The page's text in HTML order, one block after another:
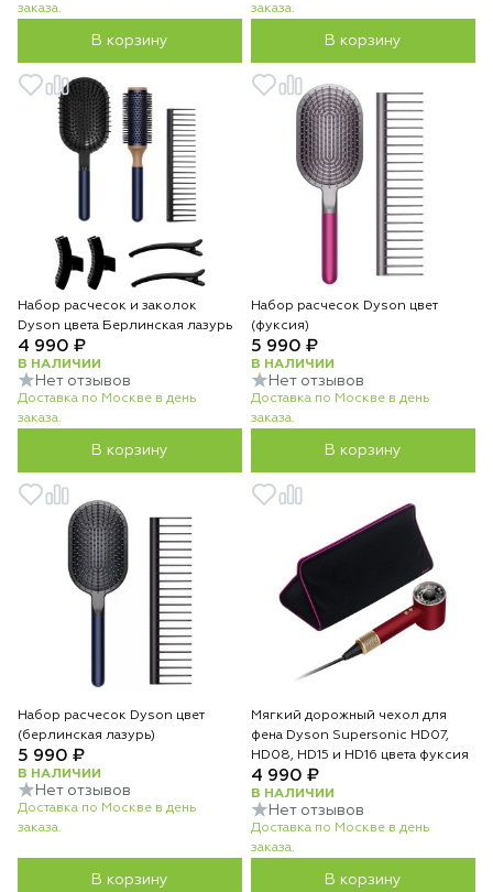
заказа.
В корзину
заказа.
В корзину
Набор расчесок и заколок
Dyson цвета Берлинская лазурь
4 990 ₽
В НАЛИЧИИ
Нет отзывов
Доставка по Москве в день
заказа.
В корзину
Набор расчесок Dyson цвет
(фуксия)
5 990 ₽
В НАЛИЧИИ
Нет отзывов
Доставка по Москве в день
заказа.
В корзину
Набор расчесок Dyson цвет
(берлинская лазурь)
5 990 ₽
В НАЛИЧИИ
Нет отзывов
Доставка по Москве в день
заказа.
В корзину
Мягкий дорожный чехол для
фена Dyson Supersonic HD07,
HD08, HD15 и HD16 цвета фуксия
4 990 ₽
В НАЛИЧИИ
Нет отзывов
Доставка по Москве в день
заказа.
В корзину